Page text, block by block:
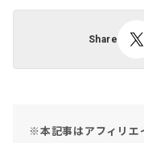
Share
※本記事はアフィリエ